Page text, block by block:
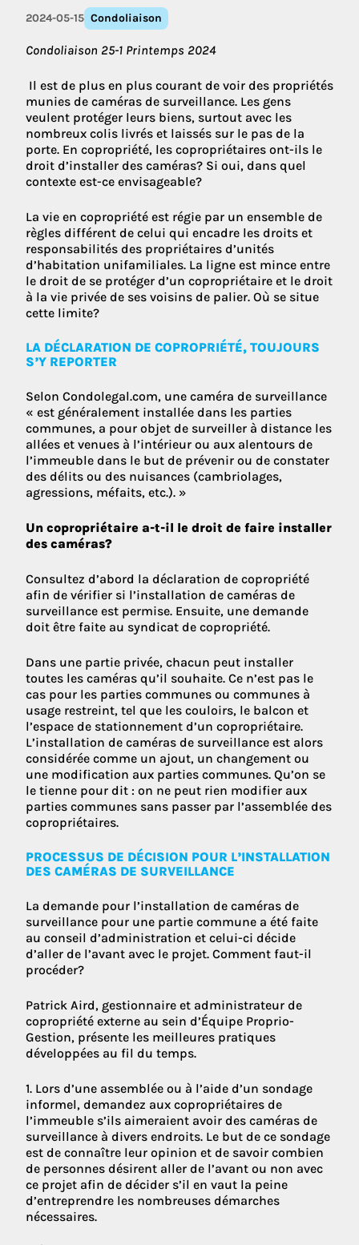
2024-05-15 Condoliaison
Condoliaison 25-1 Printemps 2024
Il est de plus en plus courant de voir des propriétés
munies de caméras de surveillance. Les gens
veulent protéger leurs biens, surtout avec les
nombreux colis livrés et laissés sur le pas de la
porte. En copropriété, les copropriétaires ont-ils le
droit d’installer des caméras? Si oui, dans quel
contexte est-ce envisageable?
La vie en copropriété est régie par un ensemble de
règles différent de celui qui encadre les droits et
responsabilités des propriétaires d’unités
d’habitation unifamiliales. La ligne est mince entre
le droit de se protéger d’un copropriétaire et le droit
à la vie privée de ses voisins de palier. Où se situe
cette limite?
LA DÉCLARATION DE COPROPRIÉTÉ, TOUJOURS
S’Y REPORTER
Selon Condolegal.com, une caméra de surveillance
« est généralement installée dans les parties
communes, a pour objet de surveiller à distance les
allées et venues à l’intérieur ou aux alentours de
l’immeuble dans le but de prévenir ou de constater
des délits ou des nuisances (cambriolages,
agressions, méfaits, etc.). »
Un copropriétaire a-t-il le droit de faire installer
des caméras?
Consultez d’abord la déclaration de copropriété
afin de vérifier si l’installation de caméras de
surveillance est permise. Ensuite, une demande
doit être faite au syndicat de copropriété.
Dans une partie privée, chacun peut installer
toutes les caméras qu’il souhaite. Ce n’est pas le
cas pour les parties communes ou communes à
usage restreint, tel que les couloirs, le balcon et
l’espace de stationnement d’un copropriétaire.
L’installation de caméras de surveillance est alors
considérée comme un ajout, un changement ou
une modification aux parties communes. Qu’on se
le tienne pour dit : on ne peut rien modifier aux
parties communes sans passer par l’assemblée des
copropriétaires.
PROCESSUS DE DÉCISION POUR L’INSTALLATION
DES CAMÉRAS DE SURVEILLANCE
La demande pour l’installation de caméras de
surveillance pour une partie commune a été faite
au conseil d’administration et celui-ci décide
d’aller de l’avant avec le projet. Comment faut-il
procéder?
Patrick Aird, gestionnaire et administrateur de
copropriété externe au sein d’Équipe Proprio-
Gestion, présente les meilleures pratiques
développées au fil du temps.
1. Lors d’une assemblée ou à l’aide d’un sondage
informel, demandez aux copropriétaires de
l’immeuble s’ils aimeraient avoir des caméras de
surveillance à divers endroits. Le but de ce sondage
est de connaître leur opinion et de savoir combien
de personnes désirent aller de l’avant ou non avec
ce projet afin de décider s’il en vaut la peine
d’entreprendre les nombreuses démarches
nécessaires.